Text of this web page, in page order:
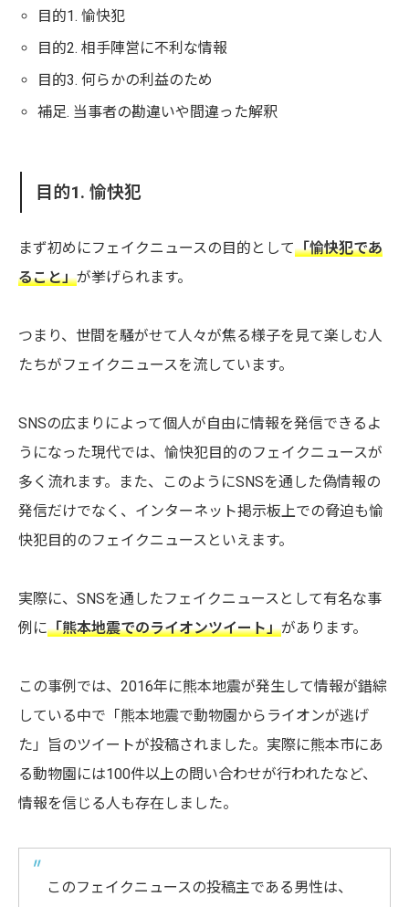
目的1. 愉快犯
目的2. 相手陣営に不利な情報
目的3. 何らかの利益のため
補足. 当事者の勘違いや間違った解釈
目的1. 愉快犯
まず初めにフェイクニュースの目的として「愉快犯であ
ること」が挙げられます。
つまり、世間を騒がせて人々が焦る様子を見て楽しむ人
たちがフェイクニュースを流しています。
SNSの広まりによって個人が自由に情報を発信できるよ
うになった現代では、愉快犯目的のフェイクニュースが
多く流れます。また、このようにSNSを通した偽情報の
発信だけでなく、インターネット掲示板上での脅迫も愉
快犯目的のフェイクニュースといえます。
実際に、SNSを通したフェイクニュースとして有名な事
例に「熊本地震でのライオンツイート」があります。
この事例では、2016年に熊本地震が発生して情報が錯綜
している中で「熊本地震で動物園からライオンが逃げ
た」旨のツイートが投稿されました。実際に熊本市にあ
る動物園には100件以上の問い合わせが行われたなど、
情報を信じる人も存在しました。
このフェイクニュースの投稿主である男性は、